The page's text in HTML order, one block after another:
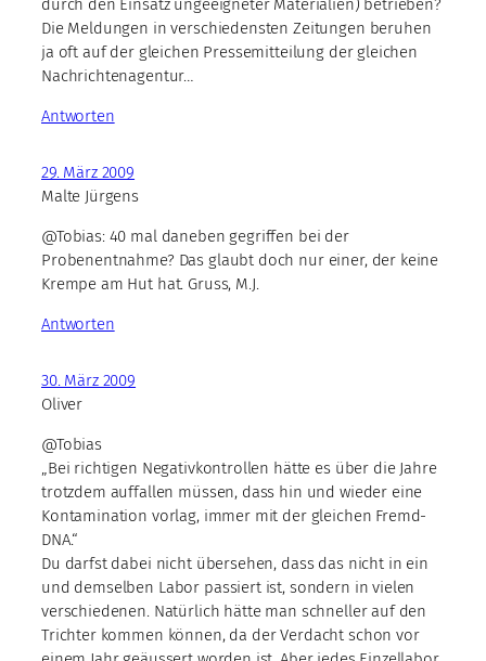
durch den Einsatz ungeeigneter Materialien) betrieben?
Die Meldungen in verschiedensten Zeitungen beruhen
ja oft auf der gleichen Pressemitteilung der gleichen
Nachrichtenagentur…
Antworten
29. März 2009
Malte Jürgens
@Tobias: 40 mal daneben gegriffen bei der
Probenentnahme? Das glaubt doch nur einer, der keine
Krempe am Hut hat. Gruss, M.J.
Antworten
30. März 2009
Oliver
@Tobias
„Bei richtigen Negativkontrollen hätte es über die Jahre
trotzdem auffallen müssen, dass hin und wieder eine
Kontamination vorlag, immer mit der gleichen Fremd-
DNA.“
Du darfst dabei nicht übersehen, dass das nicht in ein
und demselben Labor passiert ist, sondern in vielen
verschiedenen. Natürlich hätte man schneller auf den
Trichter kommen können, da der Verdacht schon vor